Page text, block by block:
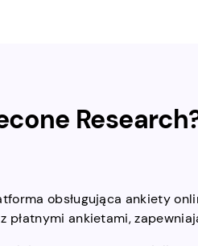
obsługująca ankiety
płatnymi ankietami,